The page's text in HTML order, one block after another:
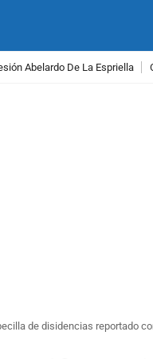
Abelardo De La Espriella
de disidencias reportado